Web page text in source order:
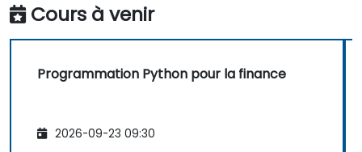
Cours à venir
Programmation Python pour la finance
2026-09-23 09:30